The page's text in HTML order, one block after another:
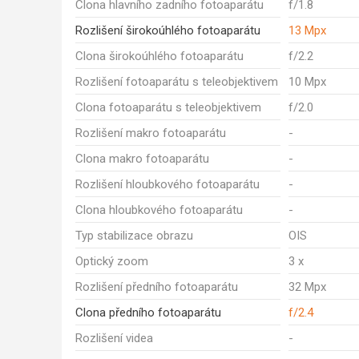
Clona hlavního zadního fotoaparátu
f/1.8
Rozlišení širokoúhlého fotoaparátu
13 Mpx
Clona širokoúhlého fotoaparátu
f/2.2
Rozlišení fotoaparátu s teleobjektivem
10 Mpx
Clona fotoaparátu s teleobjektivem
f/2.0
Rozlišení makro fotoaparátu
-
Clona makro fotoaparátu
-
Rozlišení hloubkového fotoaparátu
-
Clona hloubkového fotoaparátu
-
Typ stabilizace obrazu
OIS
Optický zoom
3 x
Rozlišení předního fotoaparátu
32 Mpx
Clona předního fotoaparátu
f/2.4
Rozlišení videa
-